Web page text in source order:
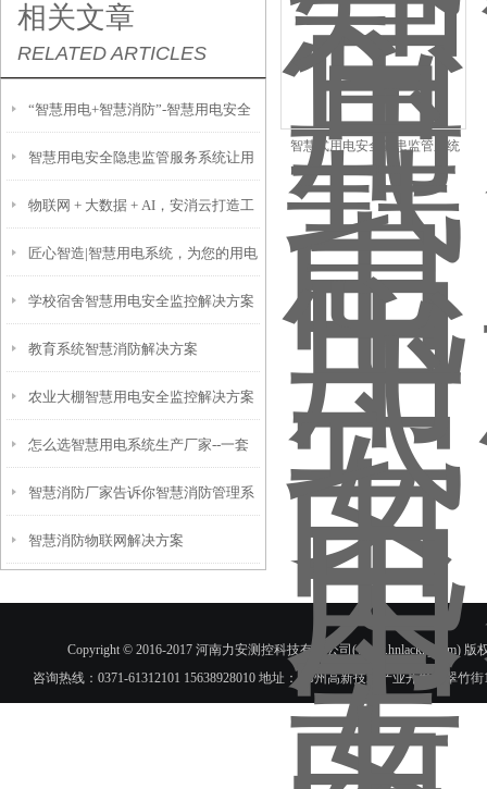
相关文章
RELATED ARTICLES
“智慧用电+智慧消防”-智慧用电安全
管理系统app消防安全管理新方式
智慧用电安全隐患监管服务系统让用
电更加安全有效
物联网 + 大数据 + AI，安消云打造工
业园区智慧消防解决方案
匠心智造|智慧用电系统，为您的用电
安全保驾护航！
学校宿舍智慧用电安全监控解决方案
教育系统智慧消防解决方案
农业大棚智慧用电安全监控解决方案
怎么选智慧用电系统生产厂家--一套
智慧用电系统多少钱--力安科技
智慧消防厂家告诉你智慧消防管理系
统品牌选那个好
智慧消防物联网解决方案
智慧式用电安全隐患监管系统
Copyright © 2016-2017 河南力安测控科技有限公司(www.hnlackkj.com)
咨询热线：0371-61312101 15638928010 地址： 郑州高新技术产业开发区翠竹